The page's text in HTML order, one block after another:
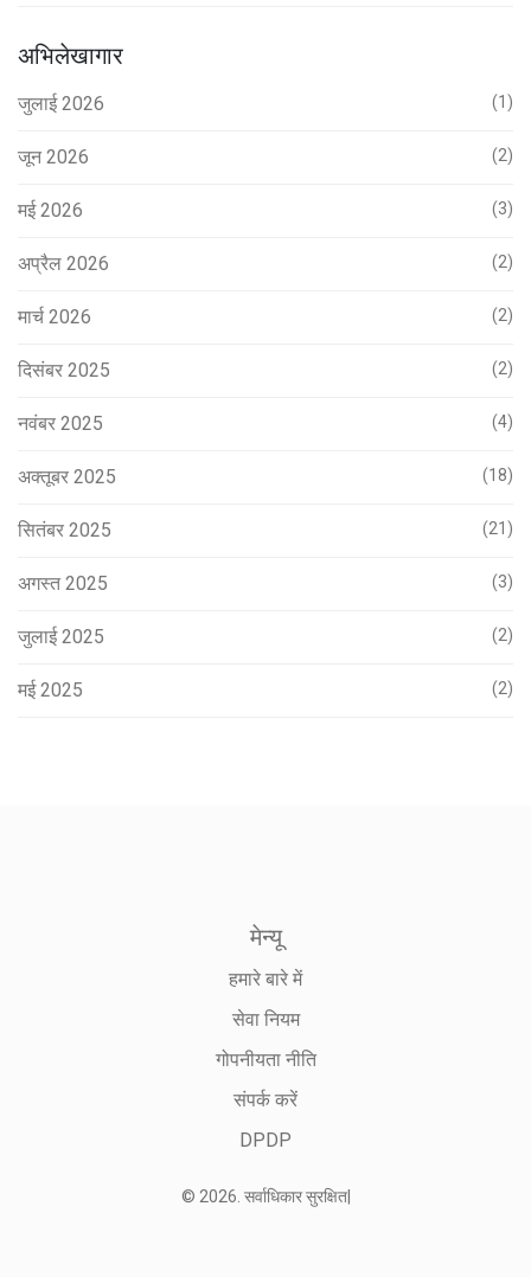
अभिलेखागार
जुलाई 2026 (1)
जून 2026 (2)
मई 2026 (3)
अप्रैल 2026 (2)
मार्च 2026 (2)
दिसंबर 2025 (2)
नवंबर 2025 (4)
अक्तूबर 2025 (18)
सितंबर 2025 (21)
अगस्त 2025 (3)
जुलाई 2025 (2)
मई 2025 (2)
मेन्यू
हमारे बारे में
सेवा नियम
गोपनीयता नीति
संपर्क करें
DPDP
© 2026. सर्वाधिकार सुरक्षित|